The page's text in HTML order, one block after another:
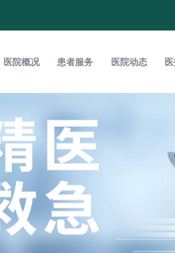
医院概况 患者服务 医院动态